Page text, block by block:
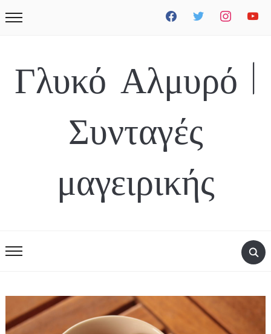
facebook twitter instagramyoutube
Γλυκό Αλμυρό |
Συνταγές
μαγειρικής